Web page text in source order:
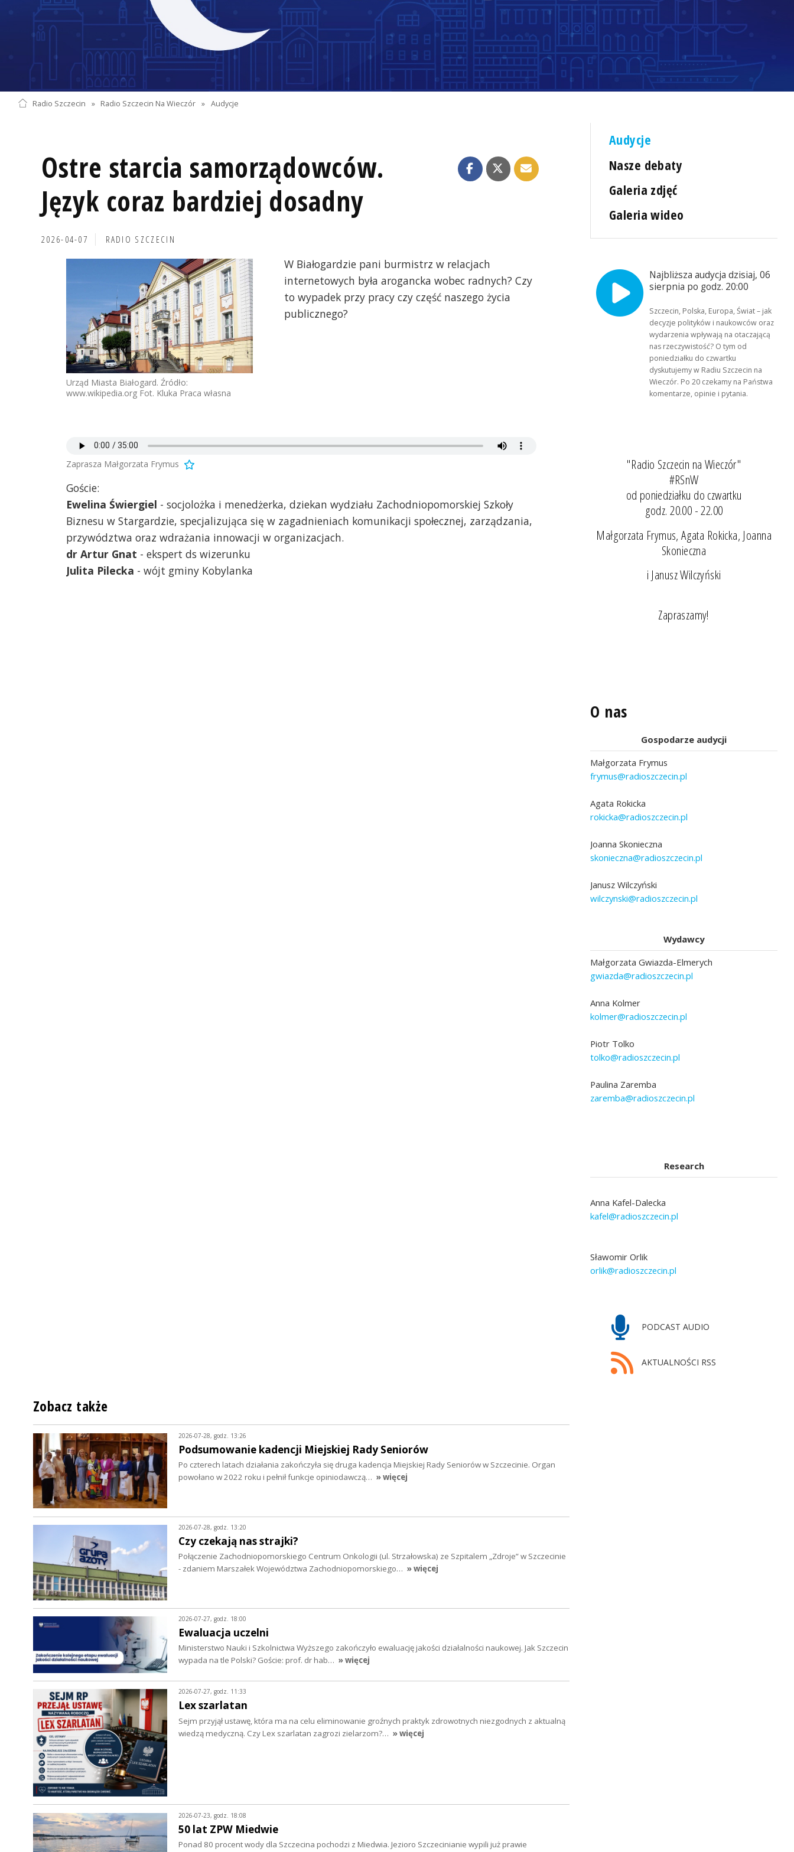
Radio Szczecin » Radio Szczecin Na Wieczór » Audycje
Ostre starcia samorządowców.
Język coraz bardziej dosadny
2026-04-07 RADIO SZCZECIN
Urząd Miasta Białogard. Źródło:
www.wikipedia.org Fot. Kluka Praca własna
W Białogardzie pani burmistrz w relacjach
internetowych była arogancka wobec radnych? Czy
to wypadek przy pracy czy część naszego życia
publicznego?
Zaprasza Małgorzata Frymus
Goście:
Ewelina Świergiel - socjolożka i menedżerka, dziekan wydziału Zachodniopomorskiej Szkoły
Biznesu w Stargardzie, specjalizująca się w zagadnieniach komunikacji społecznej, zarządzania,
przywództwa oraz wdrażania innowacji w organizacjach.
dr Artur Gnat - ekspert ds wizerunku
Julita Pilecka - wójt gminy Kobylanka
Audycje
Nasze debaty
Galeria zdjęć
Galeria wideo
Najbliższa audycja dzisiaj, 06
sierpnia po godz. 20:00
Szczecin, Polska, Europa, Świat – jak
decyzje polityków i naukowców oraz
wydarzenia wpływają na otaczającą
nas rzeczywistość? O tym od
poniedziałku do czwartku
dyskutujemy w Radiu Szczecin na
Wieczór. Po 20 czekamy na Państwa
komentarze, opinie i pytania.
"Radio Szczecin na Wieczór"
#RSnW
od poniedziałku do czwartku
godz. 20.00 - 22.00
Małgorzata Frymus, Agata Rokicka, Joanna
Skonieczna
i Janusz Wilczyński
Zapraszamy!
O nas
Gospodarze audycji
Małgorzata Frymus
frymus@radioszczecin.pl
Agata Rokicka
rokicka@radioszczecin.pl
Joanna Skonieczna
skonieczna@radioszczecin.pl
Janusz Wilczyński
wilczynski@radioszczecin.pl
Wydawcy
Małgorzata Gwiazda-Elmerych
gwiazda@radioszczecin.pl
Anna Kolmer
kolmer@radioszczecin.pl
Piotr Tolko
tolko@radioszczecin.pl
Paulina Zaremba
zaremba@radioszczecin.pl
Research
Anna Kafel-Dalecka
kafel@radioszczecin.pl
Sławomir Orlik
orlik@radioszczecin.pl
PODCAST AUDIO
AKTUALNOŚCI RSS
Zobacz także
2026-07-28, godz. 13:26
Podsumowanie kadencji Miejskiej Rady Seniorów
Po czterech latach działania zakończyła się druga kadencja Miejskiej Rady Seniorów w Szczecinie. Organ
powołano w 2022 roku i pełnił funkcje opiniodawczą… » więcej
2026-07-28, godz. 13:20
Czy czekają nas strajki?
Połączenie Zachodniopomorskiego Centrum Onkologii (ul. Strzałowska) ze Szpitalem „Zdroje” w Szczecinie
- zdaniem Marszałek Województwa Zachodniopomorskiego… » więcej
2026-07-27, godz. 18:00
Ewaluacja uczelni
Ministerstwo Nauki i Szkolnictwa Wyższego zakończyło ewaluację jakości działalności naukowej. Jak Szczecin
wypada na tle Polski? Goście: prof. dr hab… » więcej
2026-07-27, godz. 11:33
Lex szarlatan
Sejm przyjął ustawę, która ma na celu eliminowanie groźnych praktyk zdrowotnych niezgodnych z aktualną
wiedzą medyczną. Czy Lex szarlatan zagrozi zielarzom?… » więcej
2026-07-23, godz. 18:08
50 lat ZPW Miedwie
Ponad 80 procent wody dla Szczecina pochodzi z Miedwia. Jezioro Szczecinianie wypili już prawie